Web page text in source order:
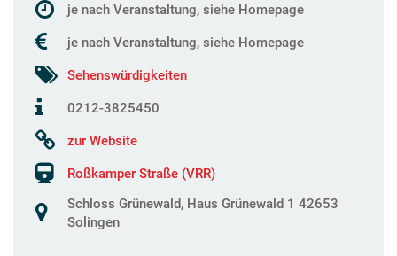
je nach Veranstaltung, siehe Homepage
je nach Veranstaltung, siehe Homepage
Sehenswürdigkeiten
0212-3825450
zur Website
Roßkamper Straße (VRR)
Schloss Grünewald, Haus Grünewald 1 42653
Solingen